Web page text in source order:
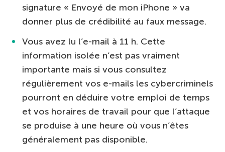
signature « Envoyé de mon iPhone » va
donner plus de crédibilité au faux message.
Vous avez lu l’e-mail à 11 h. Cette
information isolée n’est pas vraiment
importante mais si vous consultez
régulièrement vos e-mails les cybercriminels
pourront en déduire votre emploi de temps
et vos horaires de travail pour que l’attaque
se produise à une heure où vous n’êtes
généralement pas disponible.